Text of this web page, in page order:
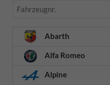
Fahrzeugnr.
Abarth
Alfa Romeo
Alpine